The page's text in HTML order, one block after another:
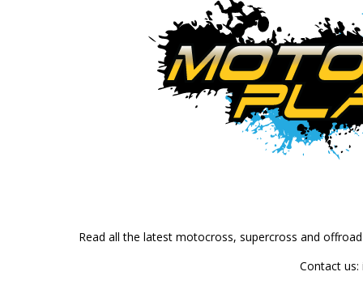
Read all the latest motocross, supercross and
Contact us: